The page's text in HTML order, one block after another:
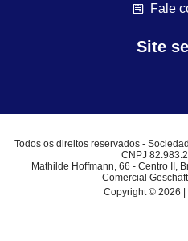
Fale
Site
Todos os direitos reservados -
CNPJ
Mathilde Hoffmann, 66 - Centro II,
Comercial
Copyright © 2026 |